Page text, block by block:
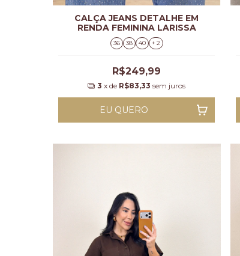
CALÇA JEANS DETALHE EM
RENDA FEMININA LARISSA
36 38 40 + 2
R$249,99
3 x de R$83,33 sem juros
EU QUERO